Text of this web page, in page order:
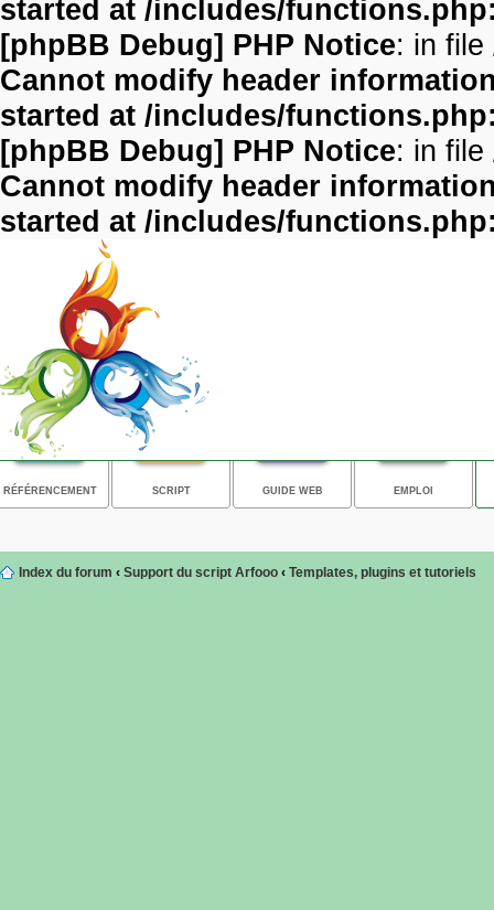
started at /includes/
[phpBB Debug] PHP Notice: in file
Cannot modify header
started at /includes/
[phpBB Debug] PHP Notice: in file
Cannot modify header
started at /includes/
RÉFÉRENCEMENT SCRIPT GUIDE WEB EMPLOI
Index du forum ‹ Support du script Arfooo ‹ Templates, plugins et tutoriels